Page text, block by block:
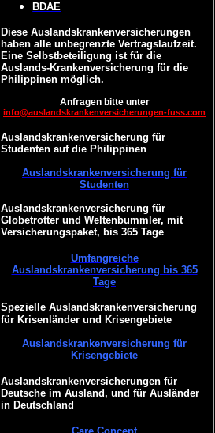
BDAE
Diese Auslandskrankenversicherungen
haben alle unbegrenzte Vertragslaufzeit.
Eine Selbstbeteiligung ist für die
Auslands-Krankenversicherung für die
Philippinen möglich.
Anfragen bitte unter
info@auslandskrankenversicherungen-fuss.com
Auslandskrankenversicherung für
Studenten auf die Philippinen
Auslandskrankenversicherung für
Studenten
Auslandskrankenversicherung für
Globetrotter und Weltenbummler, mit
Versicherungspaket, bis 365 Tage
Umfangreiche
Auslandskrankenversicherung bis 365
Tage
Spezielle Auslandskrankenversicherung
für Krisenländer und Krisengebiete
Auslandskrankenversicherung für
Krisengebiete
Auslandskrankenversicherungen für
Deutsche im Ausland, und für Ausländer
in Deutschland